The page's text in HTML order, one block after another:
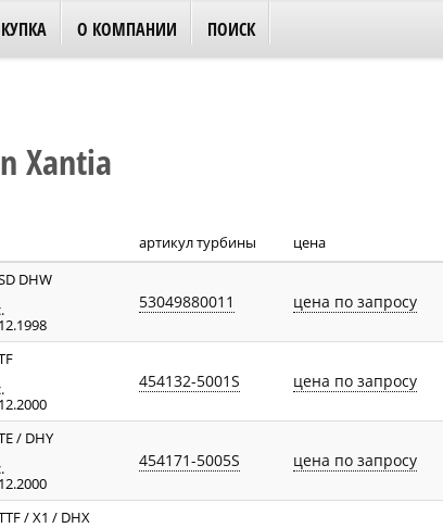
О КОМПАНИИ ПОИСК
Xantia
артикул турбины цена
DHW
53049880011 цена по запросу
454132-5001S цена по запросу
/ DHY
454171-5005S цена по запросу
/ X1 / DHX